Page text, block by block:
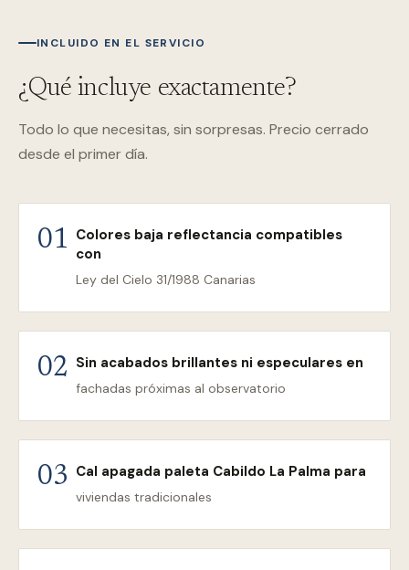
INCLUIDO EN EL SERVICIO
¿Qué incluye exactamente?
Todo lo que necesitas, sin sorpresas. Precio cerrado
desde el primer día.
01 Colores baja reflectancia compatibles
con
Ley del Cielo 31/1988 Canarias
02 Sin acabados brillantes ni especulares en
fachadas próximas al observatorio
03 Cal apagada paleta Cabildo La Palma para
viviendas tradicionales